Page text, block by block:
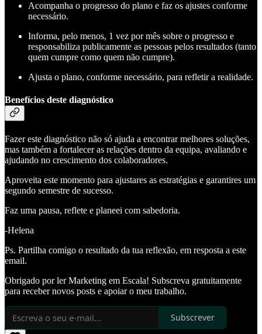
Acompanha o progresso do plano e faz os ajustes conforme
necessário.
Informa, pelo menos, 1 vez por mês sobre o progresso e
responsabiliza publicamente as pessoas pelos resultados (tanto
quem cumpre como quem não cumpre).
Ajusta o plano, conforme necessário, para refletir a realidade.
Benefícios deste diagnóstico
Fazer este diagnóstico não só ajuda a encontrar melhores soluções,
mas também a fortalecer as relações dentro da equipa, avaliando e
ajudando no crescimento dos colaboradores.
Aproveita este momento para ajustares as estratégias e garantires um
segundo semestre de sucesso.
Faz uma pausa, reflete e planeei com sabedoria.
-Helena
Ps. Partilha comigo o resultado da tua reflexão, em resposta a este
email.
Obrigado por ler Marketing em Escala! Subscreva gratuitamente
para receber novos posts e apoiar o meu trabalho.
Subscrever